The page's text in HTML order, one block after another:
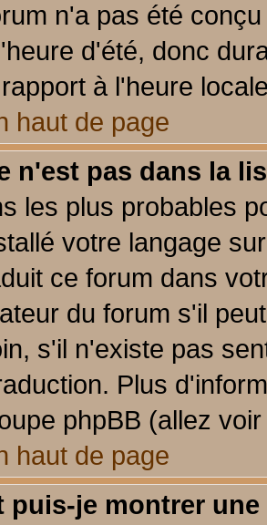
n'a pas été
d'été, donc
à l'heure
haut de page
n'est pas dans la
les plus probables
votre langage
ce forum dans
du forum s'il
s'il n'existe pas
Plus
phpBB (allez
haut de page
puis-je montrer